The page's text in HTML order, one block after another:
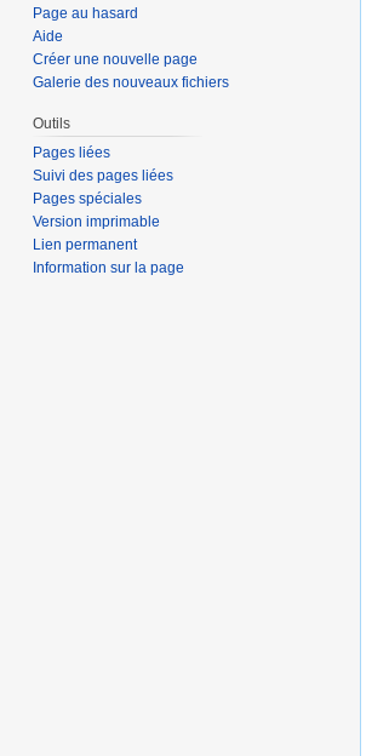
Page au hasard
Aide
Créer une nouvelle page
Galerie des nouveaux fichiers
Outils
Pages liées
Suivi des pages liées
Pages spéciales
Version imprimable
Lien permanent
Information sur la page